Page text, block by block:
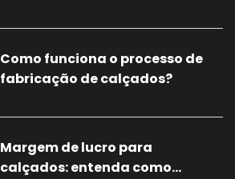
Como funciona o processo de
fabricação de calçados?
Margem de lucro para
calçados: entenda como